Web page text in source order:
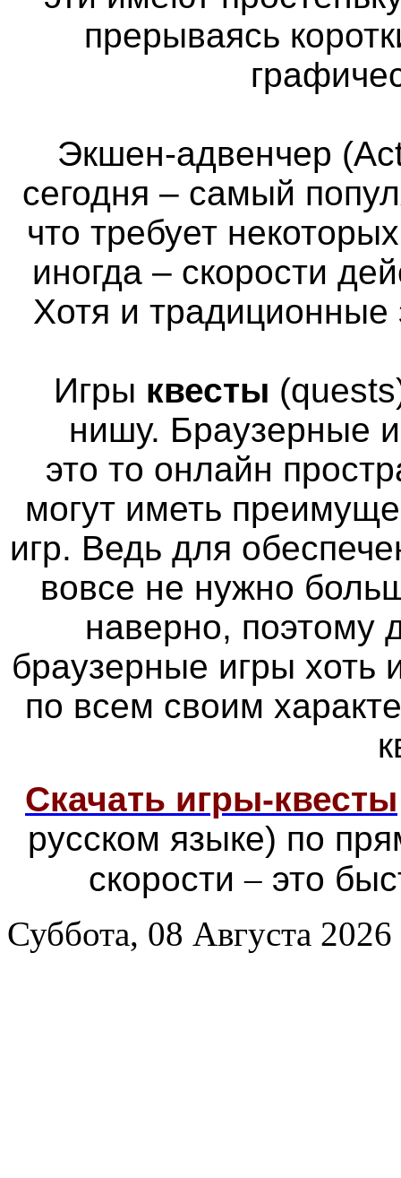
прерываясь
Экшен-адвенчер
сегодня – самый
что требует
иногда – скорости
Хотя и традиционные
Игры квесты
нишу. Браузерные
это то онлайн
могут иметь
игр. Ведь для
вовсе не нужно
наверно, поэтому
браузерные игры хоть
по всем своим
Скачать игры-квесты
русском языке) по
скорости– это
Суббота, 08 Августа 2026